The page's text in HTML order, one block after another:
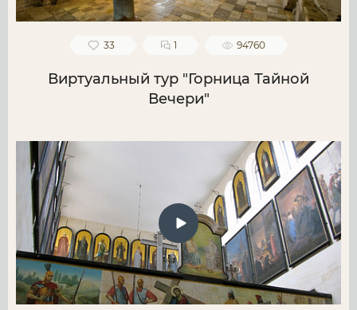
33 1 94760
Виртуальный тур "Горница Тайной
Вечери"